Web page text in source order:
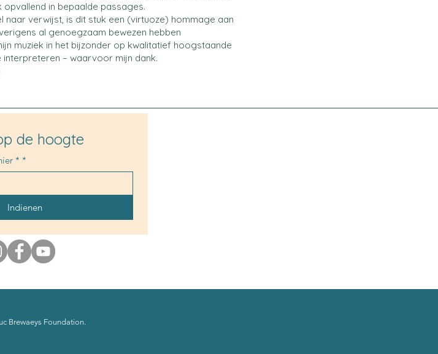
opvallend in bepaalde passages.
verwijst, is dit stuk een (virtuoze) hommage aan
al genoegzaam bewezen hebben
muziek in het bijzonder op kwalitatief hoogstaande
– waarvoor mijn dank.
de hoogte
* *
Indienen
Brewaeys Foundation.